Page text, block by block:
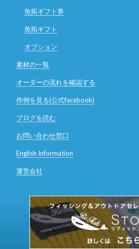
魚拓ギフト券
魚拓ギフト
オプション
素材の一覧
オーダーの流れを確認する
作例を見る(公式facebook)
ブログを読む
お問い合わせ窓口
English Information
運営会社